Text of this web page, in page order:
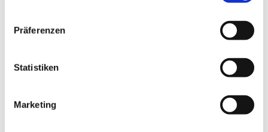
Präferenzen
Statistiken
Marketing